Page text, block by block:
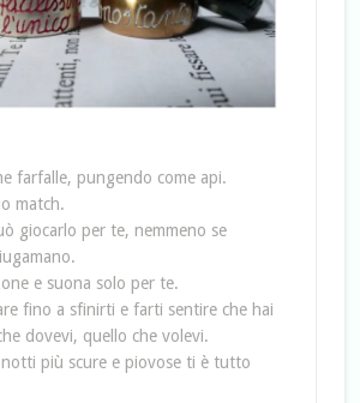
farfalle, pungendo come api.
match.
giocarlo per te, nemmeno se
e suona solo per te.
fino a sfinirti e farti sentire che hai
dovevi, quello che volevi.
più scure e piovose ti è tutto